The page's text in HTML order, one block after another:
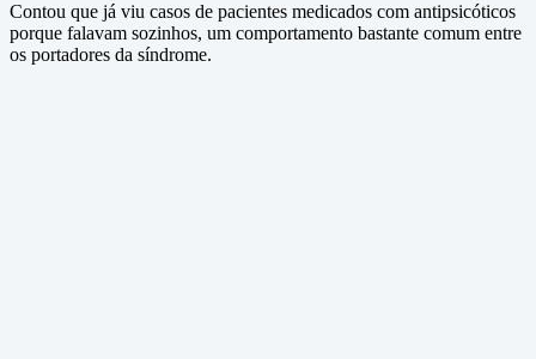
Contou que já viu casos de pacientes medicados com antipsicóticos
porque falavam sozinhos, um comportamento bastante comum entre
os portadores da síndrome.